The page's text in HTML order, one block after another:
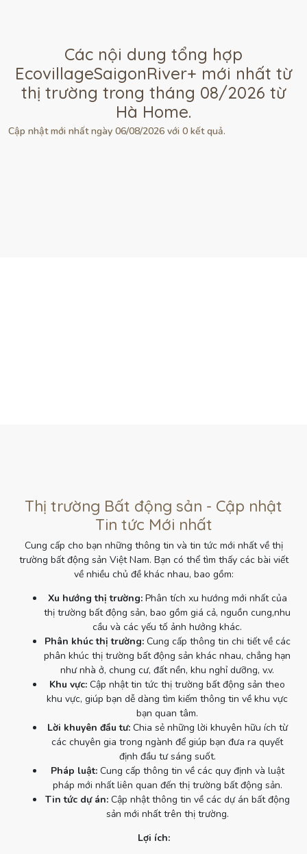
Các nội dung tổng hợp
EcovillageSaigonRiver+ mới nhất từ
thị trường trong tháng 08/2026 từ
Hà Home.
Cập nhật mới nhất ngày 06/08/2026 với 0 kết quả.
Thị trường Bất động sản - Cập nhật
Tin tức Mới nhất
Cung cấp cho bạn những thông tin và tin tức mới nhất về thị
trường bất động sản Việt Nam. Bạn có thể tìm thấy các bài viết
về nhiều chủ đề khác nhau, bao gồm:
Xu hướng thị trường:Phân tích xu hướng mới nhất của
thị trường bất động sản, bao gồm giá cả, nguồn cung,nhu
cầu và các yếu tố ảnh hưởng khác.
Phân khúc thị trường:Cung cấp thông tin chi tiết về các
phân khúc thị trường bất động sản khác nhau, chẳng hạn
như nhà ở, chung cư, đất nền, khu nghỉ dưỡng, v.v.
Khu vực: Cập nhật tin tức thị trường bất động sản theo
khu vực, giúp bạn dễ dàng tìm kiếm thông tin về khu vực
bạn quan tâm.
Lời khuyên đầu tư:Chia sẻ những lời khuyên hữu ích từ
các chuyên gia trong ngành để giúp bạn đưa ra quyết
định đầu tư sáng suốt.
Pháp luật:Cung cấp thông tin về các quy định và luật
pháp mới nhất liên quan đến thị trường bất động sản.
Tin tức dự án:Cập nhật thông tin về các dự án bất động
sản mới nhất trên thị trường.
Lợi ích: